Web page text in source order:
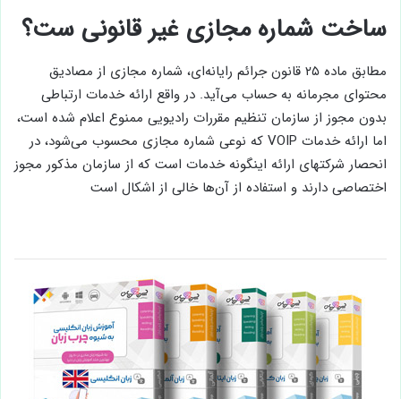
ساخت شماره مجازی غیر قانونی ست؟
مطابق ماده ۲۵ قانون جرائم رایانه‌ای، شماره مجازی از مصادیق
محتوای مجرمانه به حساب می‌آید. در واقع ارائه خدمات ارتباطی
بدون مجوز از سازمان تنظیم مقررات رادیویی ممنوع اعلام شده است،
اما ارائه خدمات VOIP که نوعی شماره مجازی محسوب می‌شود، در
انحصار شرکتهای ارائه اینگونه خدمات است که از سازمان مذکور مجوز
اختصاصی دارند و استفاده از آن‌ها خالی از اشکال است